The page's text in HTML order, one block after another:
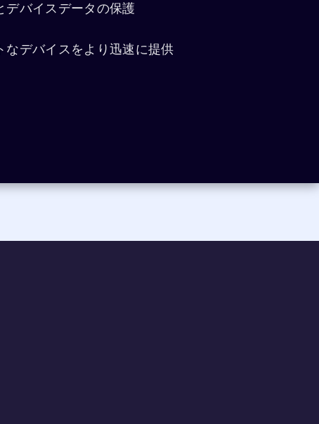
デバイスデータの保護
なデバイスをより迅速に提供